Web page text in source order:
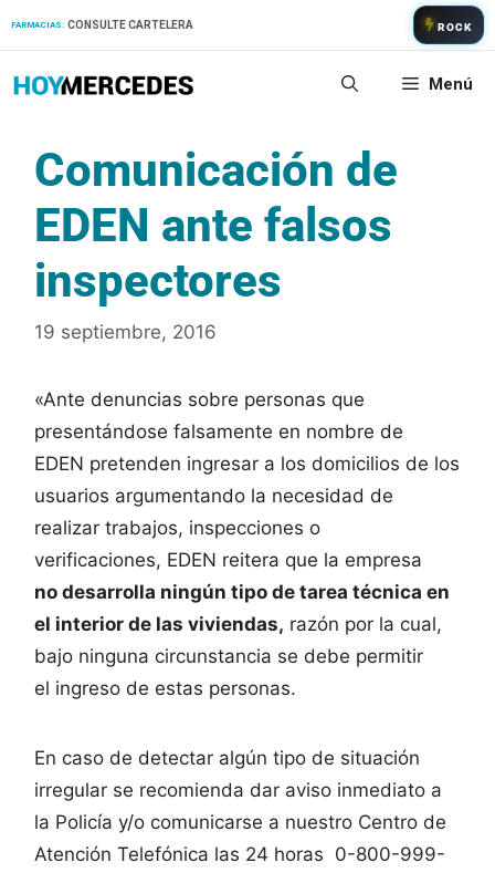
FARMACIAS: CONSULTE CARTELERA ROCK
Menú
Comunicación de
EDEN ante falsos
inspectores
19 septiembre, 2016
«Ante denuncias sobre personas que
presentándose falsamente en nombre de
EDEN pretenden ingresar a los domicilios de los
usuarios argumentando la necesidad de
realizar trabajos, inspecciones o
verificaciones, EDEN reitera que la empresa
no desarrolla ningún tipo de tarea técnica en
el interior de las viviendas, razón por la cual,
bajo ninguna circunstancia se debe permitir
el ingreso de estas personas.
En caso de detectar algún tipo de situación
irregular se recomienda dar aviso inmediato a
la Policía y/o comunicarse a nuestro Centro de
Atención Telefónica las 24 horas 0-800-999-